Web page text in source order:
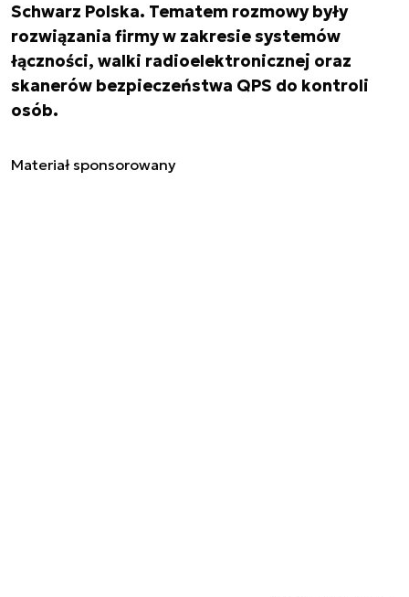
Schwarz Polska. Tematem rozmowy były
rozwiązania firmy w zakresie systemów
łączności, walki radioelektronicznej oraz
skanerów bezpieczeństwa QPS do kontroli
osób.
Materiał sponsorowany